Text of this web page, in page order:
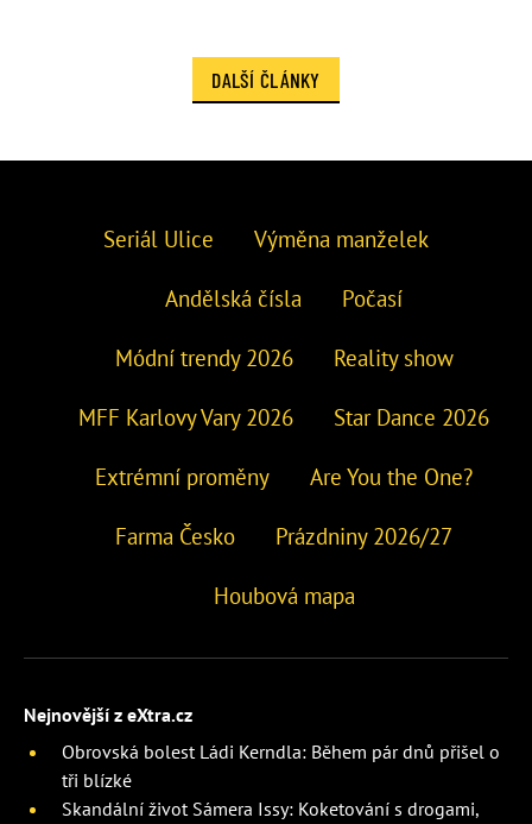
DALŠÍ ČLÁNKY
Seriál Ulice Výměna manželek
Andělská čísla Počasí
Módní trendy 2026 Reality show
MFF Karlovy Vary 2026 Star Dance 2026
Extrémní proměny Are You the One?
Farma Česko Prázdniny 2026/27
Houbová mapa
Nejnovější z eXtra.cz
Obrovská bolest Ládi Kerndla: Během pár dnů přišel o
tři blízké
Skandální život Sámera Issy: Koketování s drogami,